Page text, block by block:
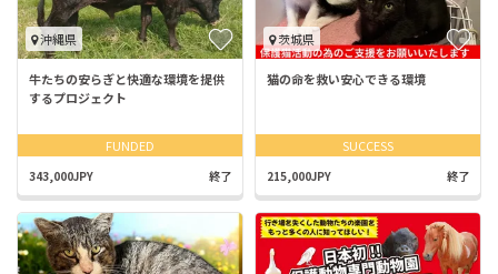
沖縄県
牛たちの安らぎと快適な環境を提供
するプロジェクト
FUNDED
343,000JPY 終了
茨城県
猫の命を救い安心できる環境
SUCCESS
215,000JPY 終了